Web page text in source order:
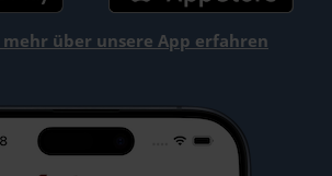
über unsere App erfahren